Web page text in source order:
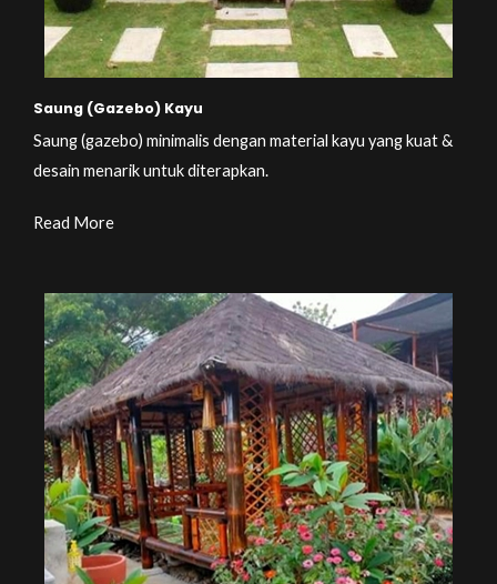
Saung (Gazebo) Kayu
Saung (gazebo) minimalis dengan material kayu yang kuat &
desain menarik untuk diterapkan.
Read More